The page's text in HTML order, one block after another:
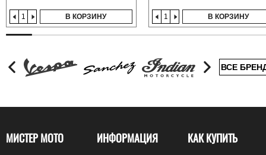
В КОРЗИНУ В КОРЗИНУ
ВСЕ
МИСТЕР МОТО ИНФОРМАЦИЯ КАК КУПИТЬ